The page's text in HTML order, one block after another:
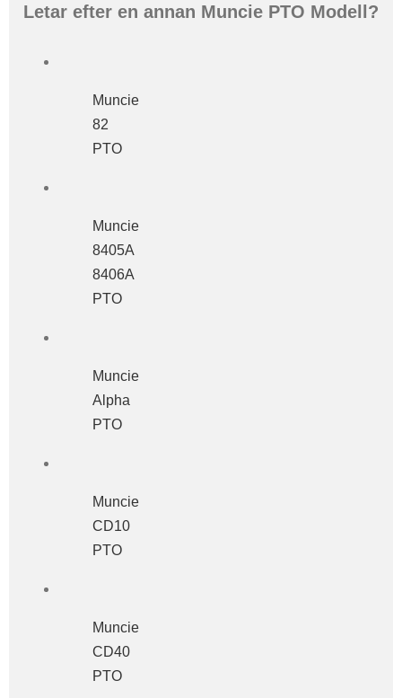
Letar efter en annan Muncie PTO Modell?
Muncie
82
PTO
Muncie
8405A
8406A
PTO
Muncie
Alpha
PTO
Muncie
CD10
PTO
Muncie
CD40
PTO